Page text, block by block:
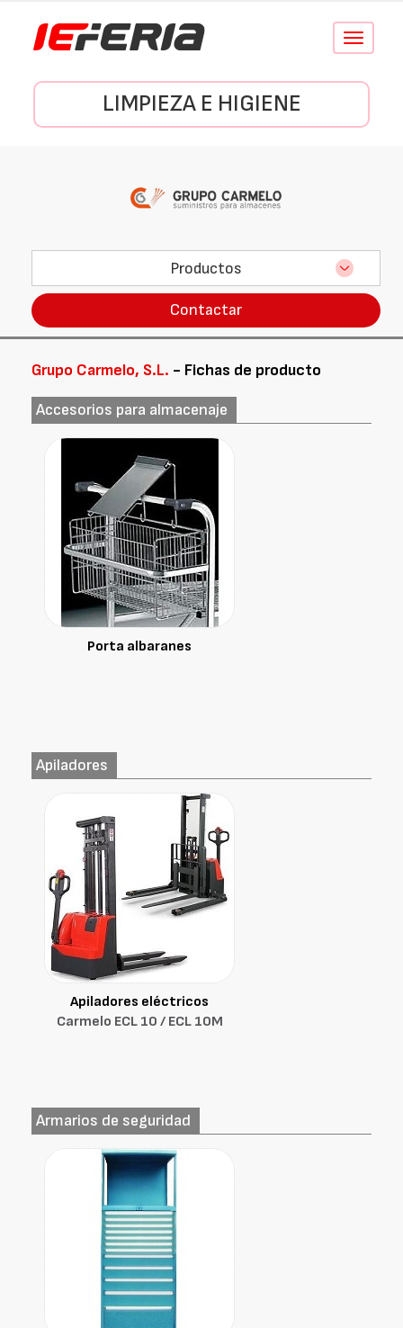
Conmutar
LIMPIEZA E HIGIENE
Productos
Contactar
Grupo Carmelo, S.L. - Fichas de producto
Accesorios para almacenaje
Porta albaranes
Apiladores
Apiladores eléctricos
Carmelo ECL 10 / ECL 10M
Armarios de seguridad